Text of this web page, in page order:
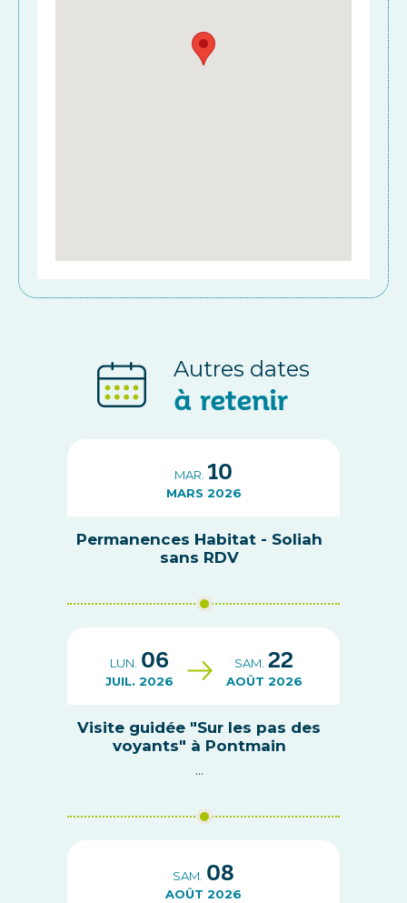
Autres dates
à retenir
MAR. 10
MARS 2026
Permanences Habitat - Soliah
sans RDV
LUN. 06
JUIL. 2026
SAM. 22
AOÛT 2026
Visite guidée "Sur les pas des
voyants" à Pontmain
...
SAM. 08
AOÛT 2026